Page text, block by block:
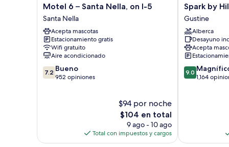
Motel
6
–
Santa
Nella,
on
I-
5
Santa
Motel 6 – Santa Nella, on I-5
Santa Nella
Acepta mascotas
Estacionamiento gratis
Wifi gratuito
Aire acondicionado
7.2
de
7.2 Bueno
952 opiniones
$94 por noche
El
precio
actual
es
$104 en total
9 ago - 10 ago
Total con impuestos y cargos
Spark
by
Hilton
Santa
Nella
on
I-
5
Gustine
Spark by
Gustine
Alberca
Desayuno
Acepta
9.0
de
9.0
1,164